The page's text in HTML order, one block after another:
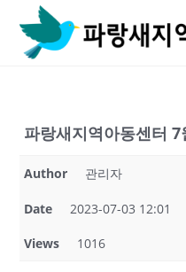
content
파랑새지역아동센터
Author 관리자
Date 2023-07-03 12:01
Views 1016